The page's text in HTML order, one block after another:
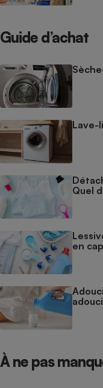
Guide d’achat
Lave-
Quel
en
À ne pas